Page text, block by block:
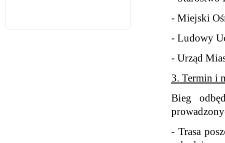
- Miejski
- Ludowy
- Urząd
3. Termin i
Bieg
- Trasa